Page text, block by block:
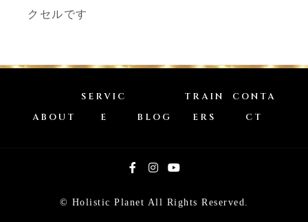
クセルです
ABOUT
SERVIC
E
BLOG
TRAIN
ERS
CONTA
CT
© Holistic Planet All Rights Reserved.